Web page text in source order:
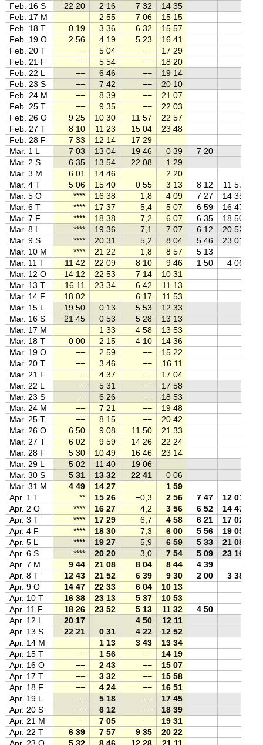
Feb. 16 S
22 20 2 16 7 32
14 35
Feb. 17 M
2 55 7 06
15 15
Feb. 18 T
0 19 3 36 6 32
15 57
Feb. 19 O
2 56 4 19 5 23
16 41
Feb. 20 T
−− 5 04 −−
17 29
Feb. 21 F
−− 5 54 −−
18 20
Feb. 22 L
−− 6 46 −−
19 14
Feb. 23 S
−− 7 42 −−
20 10
Feb. 24 M
−− 8 39 −−
21 07
Feb. 25 T
−− 9 35 −−
22 03
Feb. 26 O
9 25 10 30 11 57
22 57
Feb. 27 T
8 10 11 23 15 04
23 48
Feb. 28 F
7 33 12 14
17 29
Mar. 1 L
7 03 13 04 19 46 0 39
7 20
Mar. 2 S
6 35 13 54 22 08
1 29
Mar. 3 M
6 01 14 46
2 20
Mar. 4 T
5 06 15 40 0 55 3 13 8 12
11 57
Mar. 5 O
**** 16 38 1,8 4 09 7 27
14 35
Mar. 6 T
**** 17 37 5,4 5 07 6 59
16 47
Mar. 7 F
**** 18 38 7,2 6 07 6 35
18 50
Mar. 8 L
**** 19 36 7,1 7 07 6 12
20 52
Mar. 9 S
**** 20 31 5,2 8 04 5 46
23 01
Mar. 10 M
**** 21 22 1,8 8 57
5 13
Mar. 11 T
11 42 22 09 8 10 9 46 1 50
4 06
Mar. 12 O
14 12 22 53 7 14
10 31
Mar. 13 T
16 11 23 34 6 42
11 13
Mar. 14 F
18 02 6 17
11 53
Mar. 15 L
19 50 0 13 5 53
12 33
Mar. 16 S
21 45 0 53 5 28
13 13
Mar. 17 M
1 33 4 58
13 53
Mar. 18 T
0 00 2 15 4 10
14 36
Mar. 19 O
−− 2 59 −−
15 22
Mar. 20 T
−− 3 46 −−
16 11
Mar. 21 F
−− 4 37 −−
17 04
Mar. 22 L
−− 5 31 −−
17 58
Mar. 23 S
−− 6 26 −−
18 53
Mar. 24 M
−− 7 21 −−
19 48
Mar. 25 T
−− 8 15 −−
20 42
Mar. 26 O
6 50 9 08 11 50
21 33
Mar. 27 T
6 02 9 59 14 26
22 24
Mar. 28 F
5 30 10 49 16 46
23 14
Mar. 29 L
5 02 11 40
19 06
Mar. 30 S
5 31 13 32 22 41
0 06
Mar. 31 M
4 49 14 27
1 59
Apr. 1 T
** 15 26 −0,3 2 56 7 47
12 01
Apr. 2 O
**** 16 27 4,2 3 56 6 52
14 47
Apr. 3 T
**** 17 29 6,7 4 58 6 21
17 02
Apr. 4 F
**** 18 30 7,3 6 00 5 56
19 05
Apr. 5 L
**** 19 27 5,9 6 59 5 33
21 08
Apr. 6 S
**** 20 20 3,0 7 54 5 09
23 16
Apr. 7 M
9 44 21 08 8 04 8 44
4 39
Apr. 8 T
12 43 21 52 6 39 9 30 2 00
3 38
Apr. 9 O
14 47 22 33 6 04
10 13
Apr. 10 T
16 38 23 13 5 37
10 53
Apr. 11 F
18 26 23 52 5 13 11 32
4 50
Apr. 12 L
20 17 4 50
12 11
Apr. 13 S
22 21 0 31 4 22
12 52
Apr. 14 M
1 13 3 43
13 34
Apr. 15 T
−− 1 56 −−
14 19
Apr. 16 O
−− 2 43 −−
15 07
Apr. 17 T
−− 3 32 −−
15 58
Apr. 18 F
−− 4 24 −−
16 51
Apr. 19 L
−− 5 18 −−
17 45
Apr. 20 S
−− 6 12 −−
18 39
Apr. 21 M
−− 7 05 −−
19 31
Apr. 22 T
6 39 7 57 9 35
20 22
Apr. 23 O
5 32 8 46 12 28 21 11